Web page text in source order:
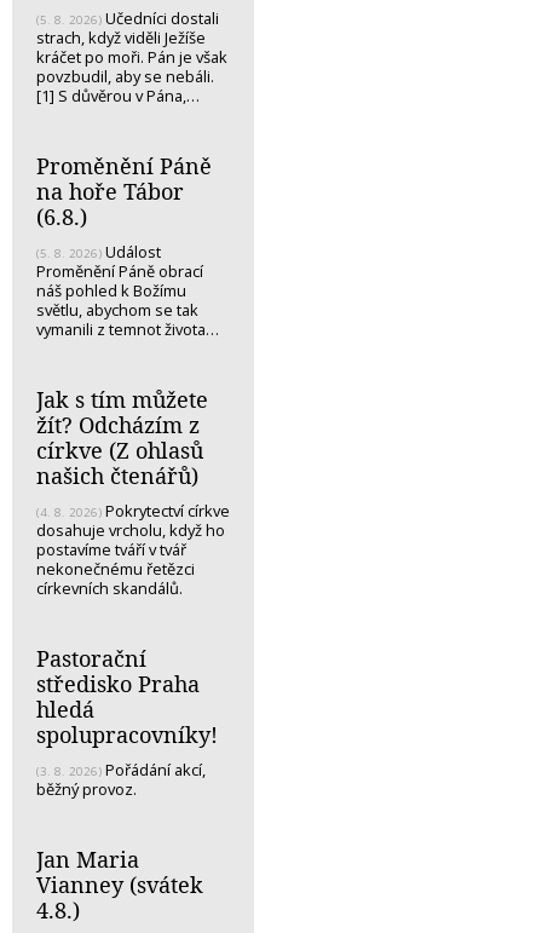
(5. 8. 2026) Učedníci dostali
strach, když viděli Ježíše
kráčet po moři. Pán je však
povzbudil, aby se nebáli.
[1] S důvěrou v Pána,…
Proměnění Páně
na hoře Tábor
(6.8.)
(5. 8. 2026) Událost
Proměnění Páně obrací
náš pohled k Božímu
světlu, abychom se tak
vymanili z temnot života…
Jak s tím můžete
žít? Odcházím z
církve (Z ohlasů
našich čtenářů)
(4. 8. 2026) Pokrytectví církve
dosahuje vrcholu, když ho
postavíme tváří v tvář
nekonečnému řetězci
církevních skandálů.
Pastorační
středisko Praha
hledá
spolupracovníky!
(3. 8. 2026) Pořádání akcí,
běžný provoz.
Jan Maria
Vianney (svátek
4.8.)